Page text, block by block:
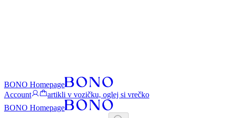
BONO Homepage
Account
artikli v vozičku, oglej si vrečko
BONO Homepage